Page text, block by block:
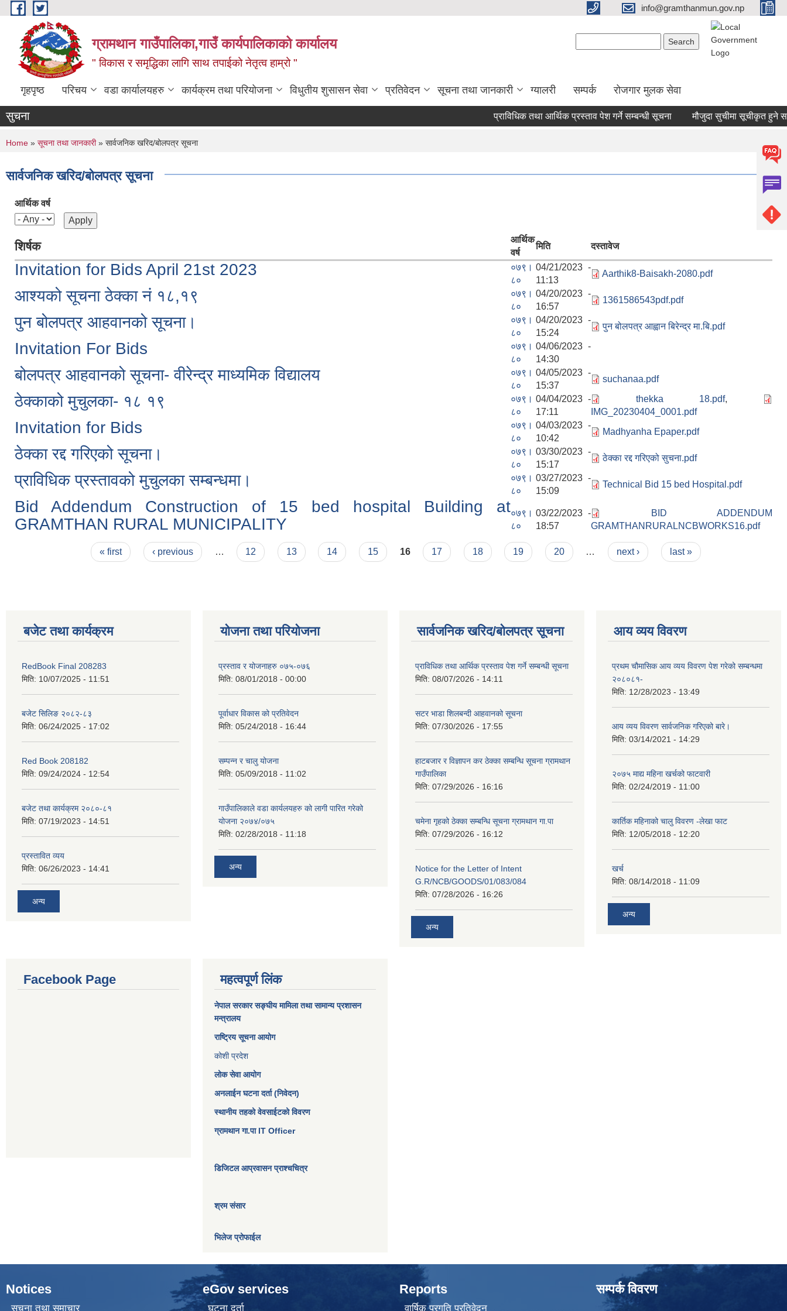
Skip to main content info@gramthanmun.gov.np
ग्रामथान गाउँपालिका,गाउँ कार्यपालिकाको कार्यालय
" विकास र समृद्धिका लागि साथ तपाईको नेतृत्व हाम्रो "
गृहपृष्ठ परिचय वडा कार्यालयहरु कार्यक्रम तथा परियोजना विधुतीय शुसासन सेवा प्रतिवेदन सूचना तथा जानकारी ग्यालरी सम्पर्क रोजगार मुलक सेवा
सुचना प्राविधिक तथा आर्थिक प्रस्ताव पेश गर्ने सम्बन्धी सूचना मौजुदा सुचीमा सूचीकृत हुने
You are here
Home » सूचना तथा जानकारी» सार्वजनिक खरिद/बोलपत्र सूचना
सार्वजनिक खरिद/बोलपत्र सूचना
आर्थिक वर्ष
शिर्षक
आर्थिक
वर्ष
मिति दस्तावेज
Invitation for Bids April 21st 2023
०७९।
८०
04/21/2023 -
11:13
Aarthik8-Baisakh-2080.pdf
आश्यको सूचना ठेक्का नं १८,१९
०७९।
८०
04/20/2023 -
16:57
1361586543pdf.pdf
पुन बोलपत्र आहवानको सूचना।
०७९।
८०
04/20/2023 -
15:24
पुन बोलपत्र आह्वान बिरेन्द्र मा.बि.pdf
Invitation For Bids
०७९।
८०
04/06/2023 -
14:30
बोलपत्र आहवानको सूचना- वीरेन्द्र माध्यमिक विद्यालय
०७९।
८०
04/05/2023 -
15:37
suchanaa.pdf
ठेक्काको मुचुलका- १८ १९
०७९।
८०
04/04/2023 -
17:11
thekka 18.pdf,
IMG_20230404_0001.pdf
Invitation for Bids
०७९।
८०
04/03/2023 -
10:42
Madhyanha Epaper.pdf
ठेक्का रद्द गरिएको सूचना।
०७९।
८०
03/30/2023 -
15:17
ठेक्का रद्द गरिएको सुचना.pdf
प्राविधिक प्रस्तावको मुचुलका सम्बन्धमा।
०७९।
८०
03/27/2023 -
15:09
Technical Bid 15 bed Hospital.pdf
Bid Addendum Construction of 15 bed hospital Building at
GRAMTHAN RURAL MUNICIPALITY
०७९।
८०
03/22/2023 -
18:57
BID ADDENDUM
GRAMTHANRURALNCBWORKS16.pdf
« first ‹ previous … 12 13 14 15 16 17 18 19 20 … next › last »
बजेट तथा कार्यक्रम
RedBook Final 208283
मिति: 10/07/2025 - 11:51
बजेट सिलिङ २०८२-८३
मिति: 06/24/2025 - 17:02
Red Book 208182
मिति: 09/24/2024 - 12:54
बजेट तथा कार्यक्रम २०८०-८१
मिति: 07/19/2023 - 14:51
प्रस्तावित व्यय
मिति: 06/26/2023 - 14:41
अन्य
योजना तथा परियोजना
प्रस्ताव र योजनाहरु ०७५-०७६
मिति: 08/01/2018 - 00:00
पूर्वाधार विकास को प्रतिवेदन
मिति: 05/24/2018 - 16:44
सम्पन्न र चालु योजना
मिति: 05/09/2018 - 11:02
गाउँपालिकाले वडा कार्यलयहरु को लागी पारित गरेको
योजना २०७४/०७५
मिति: 02/28/2018 - 11:18
अन्य
सार्वजनिक खरिद/बोलपत्र सूचना
प्राविधिक तथा आर्थिक प्रस्ताव पेश गर्ने सम्बन्धी सूचना
मिति: 08/07/2026 - 14:11
सटर भाडा शिलबन्दी आहवानको सूचना
मिति: 07/30/2026 - 17:55
हाटबजार र विज्ञापन कर ठेक्का सम्बन्धि सूचना ग्रामथान
गाउँपालिका
मिति: 07/29/2026 - 16:16
चमेना गृहको ठेक्का सम्बन्धि सूचना ग्रामथान गा.पा
मिति: 07/29/2026 - 16:12
Notice for the Letter of Intent
G.R/NCB/GOODS/01/083/084
मिति: 07/28/2026 - 16:26
अन्य
आय व्यय विवरण
प्रथम चौमासिक आय व्यय विवरण पेश गरेको सम्बन्धमा
२०८०८१-
मिति: 12/28/2023 - 13:49
आय व्यय विवरण सार्वजनिक गरिएको बारे।
मिति: 03/14/2021 - 14:29
२०७५ माद्य महिना खर्चको फाटवारी
मिति: 02/24/2019 - 11:00
कार्तिक महिनाको चालु विवरण -लेखा फाट
मिति: 12/05/2018 - 12:20
खर्च
मिति: 08/14/2018 - 11:09
अन्य
Facebook Page महत्वपूर्ण लिंक
नेपाल सरकारसङ्घीय मामिला तथा सामान्य प्रशासन
मन्त्रालय
राष्ट्रिय सूचना आयोग
कोशी प्रदेश
लोक सेवा आयोग
अनलाईन घटना दर्ता (निवेदन)
स्थानीय तहको वेवसाईटको विवरण
ग्रामथान गा.पा IT Officer
डिजिटल आप्रवासन प्राश्चचित्र
श्रम संसार
भिलेज प्रोफाईल
Notices
सूचना तथा समाचार
eGov services
घटना दर्ता
Reports
वार्षिक प्रगति प्रतिवेदन
सम्पर्क विवरण